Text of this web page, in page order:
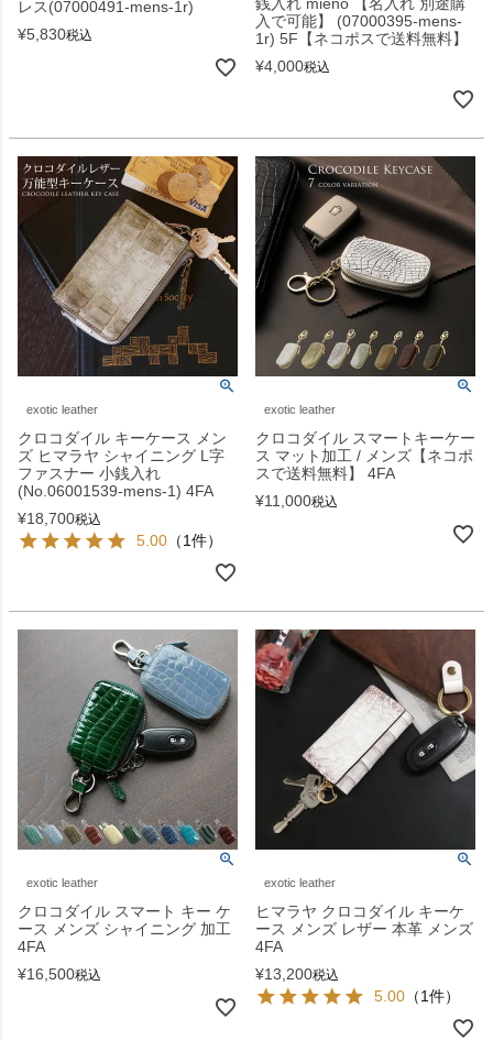
レス(07000491-mens-1r)
¥5,830税込
入で可能】 (07000395-mens-
1r) 5F【ネコポスで送料無料】
¥4,000税込
exotic leather
クロコダイル キーケース メン
ズ ヒマラヤ シャイニング L字
ファスナー 小銭入れ
(No.06001539-mens-1) 4FA
¥18,700税込
5.00 （1件）
exotic leather
クロコダイル スマートキーケー
ス マット加工 / メンズ【ネコポ
スで送料無料】 4FA
¥11,000税込
exotic leather
クロコダイル スマート キー ケ
ース メンズ シャイニング 加工
4FA
¥16,500税込
exotic leather
ヒマラヤ クロコダイル キーケ
ース メンズ レザー 本革 メンズ
4FA
¥13,200税込
5.00 （1件）